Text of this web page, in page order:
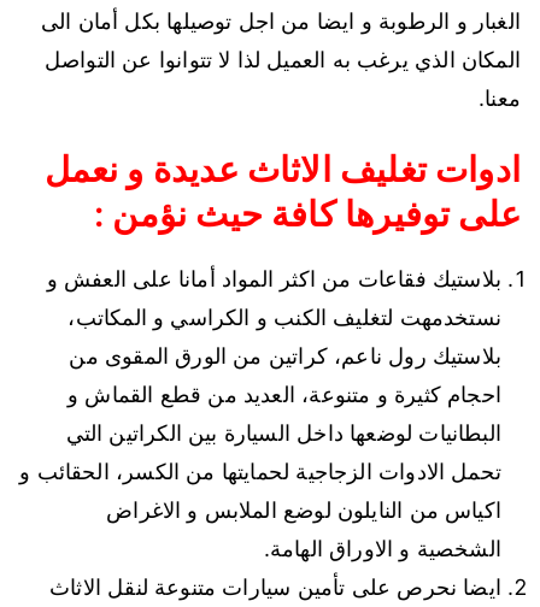
الغبار و الرطوبة و ايضا من اجل توصيلها بكل أمان الى
المكان الذي يرغب به العميل لذا لا تتوانوا عن التواصل
معنا.
ادوات تغليف الاثاث عديدة و نعمل
على توفيرها كافة حيث نؤمن :
بلاستيك فقاعات من اكثر المواد أمانا على العفش و
نستخدمهت لتغليف الكنب و الكراسي و المكاتب،
بلاستيك رول ناعم، كراتين من الورق المقوى من
احجام كثيرة و متنوعة، العديد من قطع القماش و
البطانيات لوضعها داخل السيارة بين الكراتين التي
تحمل الادوات الزجاجية لحمايتها من الكسر، الحقائب و
اكياس من النايلون لوضع الملابس و الاغراض
الشخصية و الاوراق الهامة.
ايضا نحرص على تأمين سيارات متنوعة لنقل الاثاث